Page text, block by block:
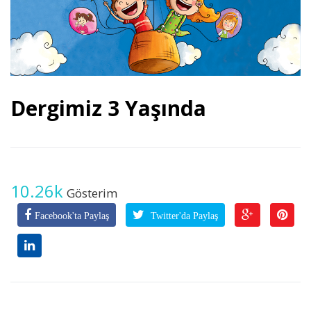
Dergimiz 3 Yaşında
10.26k Gösterim
Facebook'ta Paylaş Twitter'da Paylaş